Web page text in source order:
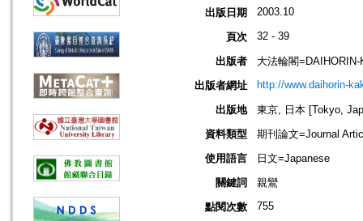
出版日期 2003.10
頁次 32 - 39
出版者
大法輪閣=DAIHORIN-
出版者網址
http://www.daihorin-
出版地
東京, 日本 [Tokyo,
資料類型
期刊論文=Journal
使用語言
日文=Japanese
關鍵詞
親鸞
點閱次數
755